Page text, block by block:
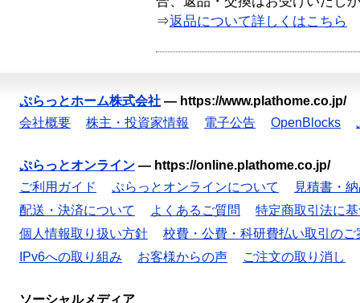
⇒返品について詳しくはこちら
ぷらっとホーム株式会社 — https://www.plathome.co.jp/
会社概要
株主・投資家情報 電子公告 OpenBlocks
ぷらっとオンライン — https://online.plathome.co.jp/
ご利用ガイド
ぷらっとオンラインについて
見積書・
配送・決済について
よくあるご質問
特定商取引法に
個人情報取り扱い方針
校費・公費・科研費払い取引のご
IPv6への取り組み
お客様からの声 ご注文の取り消し
ソーシャルメディア